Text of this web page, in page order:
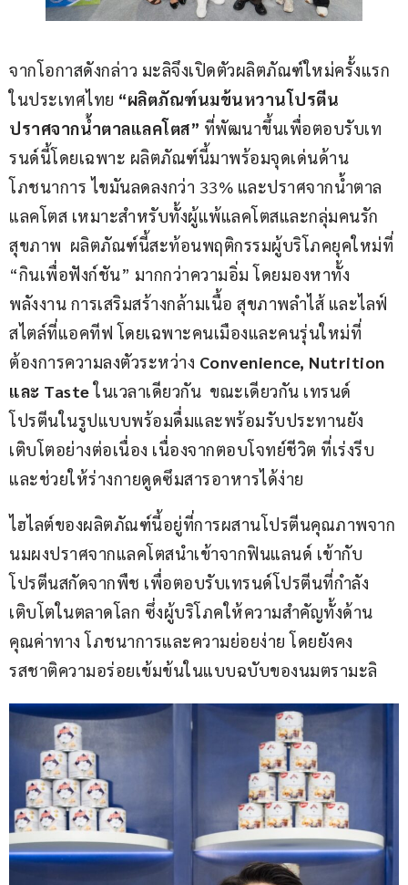
จากโอกาสดังกล่าว มะลิจึงเปิดตัวผลิตภัณฑ์ใหม่ครั้งแรก
ในประเทศไทย “ผลิตภัณฑ์นมข้นหวานโปรตีน
ปราศจากน้ำตาลแลคโตส” ที่พัฒนาขึ้นเพื่อตอบรับเท
รนด์นี้โดยเฉพาะ ผลิตภัณฑ์นี้มาพร้อมจุดเด่นด้าน
โภชนาการ ไขมันลดลงกว่า 33% และปราศจากน้ำตาล
แลคโตส เหมาะสำหรับทั้งผู้แพ้แลคโตสและกลุ่มคนรัก
สุขภาพ  ผลิตภัณฑ์นี้สะท้อนพฤติกรรมผู้บริโภคยุคใหม่ที่
“กินเพื่อฟังก์ชัน” มากกว่าความอิ่ม โดยมองหาทั้ง
พลังงาน การเสริมสร้างกล้ามเนื้อ สุขภาพลำไส้ และไลฟ์
สไตล์ที่แอคทีฟ โดยเฉพาะคนเมืองและคนรุ่นใหม่ที่
ต้องการความลงตัวระหว่าง Convenience, Nutrition
และ Taste ในเวลาเดียวกัน  ขณะเดียวกัน เทรนด์
โปรตีนในรูปแบบพร้อมดื่มและพร้อมรับประทานยัง
เติบโตอย่างต่อเนื่อง เนื่องจากตอบโจทย์ชีวิต ที่เร่งรีบ
และช่วยให้ร่างกายดูดซึมสารอาหารได้ง่าย
ไฮไลต์ของผลิตภัณฑ์นี้อยู่ที่การผสานโปรตีนคุณภาพจาก
นมผงปราศจากแลคโตสนำเข้าจากฟินแลนด์ เข้ากับ
โปรตีนสกัดจากพืช เพื่อตอบรับเทรนด์โปรตีนที่กำลัง
เติบโตในตลาดโลก ซึ่งผู้บริโภคให้ความสำคัญทั้งด้าน
คุณค่าทาง โภชนาการและความย่อยง่าย โดยยังคง
รสชาติความอร่อยเข้มข้นในแบบฉบับของนมตรามะลิ